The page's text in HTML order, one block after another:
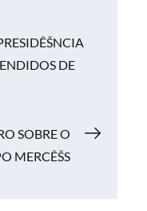
DE
SOBRE O
MERCÊŠS